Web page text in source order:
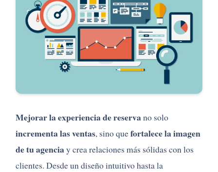
Mejorar la experiencia de reservano solo
incrementa las ventas, sino quefortalece la imagen
de tu agenciay crea relaciones más sólidas con los
clientes. Desde un diseño intuitivo hasta la